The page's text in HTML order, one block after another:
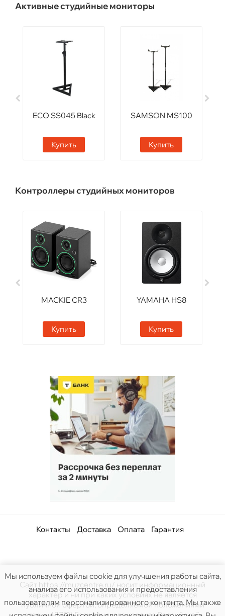
Активные студийные мониторы
ECO SS045 Black
Купить
SAMSON MS100
Купить
Контроллеры студийных мониторов
MACKIE CR3
Купить
YAMAHA HS8
Купить
Контакты Доставка Оплата Гарантия
Сайт https://muzcentre.ru/ носит информационный
характер и ни при каких условиях не является
публичной офертой, определяемой положениями
Мы используем файлы cookie для улучшения работы сайта,
анализа его использования и предоставления
пользователям персонализированного контента. Мы также